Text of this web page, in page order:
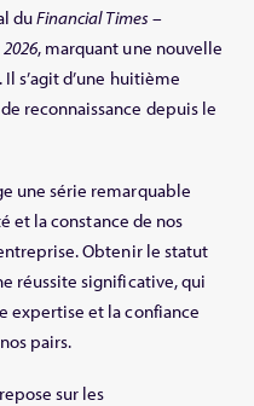
duFinancial Times –
, marquant une nouvelle
s’agit d’une huitième
reconnaissance depuis le
une série remarquable
et la constance de nos
Obtenir le statut
réussite significative, qui
expertise et la confiance
pairs.
sur les